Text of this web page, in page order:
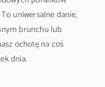
uniwersalne danie,
brunchu lub
ochotę na coś
dnia.